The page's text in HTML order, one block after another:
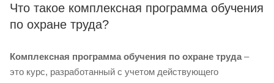
Что такое комплексная программа обучения
по охране труда?
Комплексная программа обучения по охране труда –
это курс, разработанный с учетом действующего